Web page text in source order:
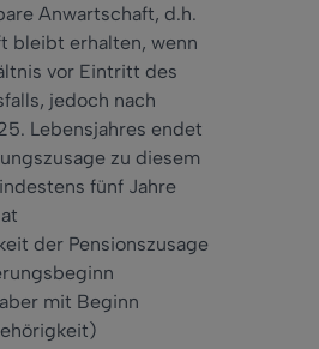
Anwartschaft, d.h.
bleibt erhalten, wenn
vor Eintritt des
jedoch nach
Lebensjahres endet
zu diesem
fünf Jahre
der Pensionszusage
mit Beginn